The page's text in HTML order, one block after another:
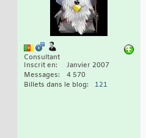
Consultant
Inscrit en
Janvier 2007
Messages
4 570
Billets dans le blog
121